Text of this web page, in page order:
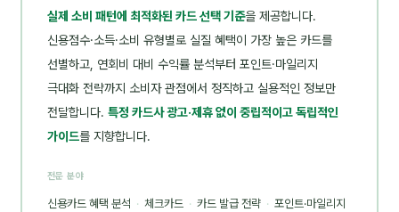
실제 소비 패턴에 최적화된 카드 선택 기준을 제공합니다.
신용점수·소득·소비 유형별로 실질 혜택이 가장 높은 카드를
선별하고, 연회비 대비 수익률 분석부터 포인트·마일리지
극대화 전략까지 소비자 관점에서 정직하고 실용적인 정보만
전달합니다. 특정 카드사 광고·제휴 없이 중립적이고 독립적인
가이드를 지향합니다.
전문 분야
신용카드 혜택 분석 · 체크카드 · 카드 발급 전략 · 포인트·마일리지